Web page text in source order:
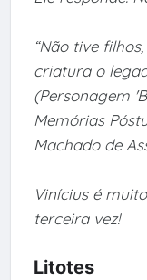
“Não tive
criatura o
(Personagem
Memórias
Machado de
Vinícius é
terceira vez!
Litotes